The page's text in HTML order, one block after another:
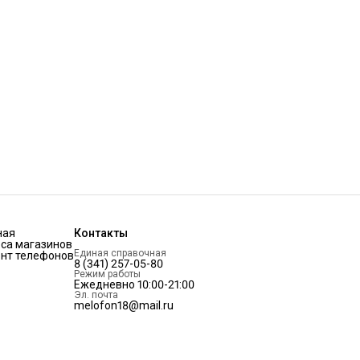
магазинов
телефонов
Контакты
Единая справочная
8 (341) 257-05-80
Режим работы
Ежедневно 10:00-21:00
Эл. почта
melofon18@mail.ru